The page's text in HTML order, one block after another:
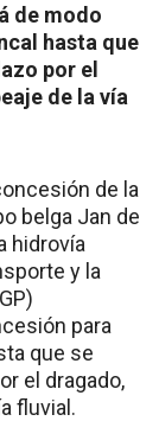
de modo
hasta que
por el
de la vía
de la
belga Jan de
hidrovía
y la
para
que se
el dragado,
fluvial.